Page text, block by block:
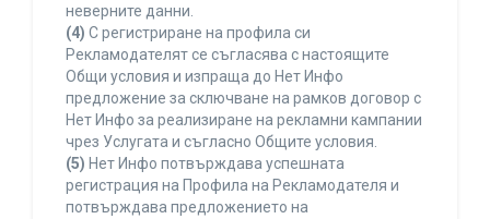
неверните данни.
(4) С регистриране на профила си
Рекламодателят се съгласява с настоящите
Общи условия и изпраща до Нет Инфо
предложение за сключване на рамков договор с
Нет Инфо за реализиране на рекламни кампании
чрез Услугата и съгласно Общите условия.
(5) Нет Инфо потвърждава успешната
регистрация на Профила на Рекламодателя и
потвърждава предложението на